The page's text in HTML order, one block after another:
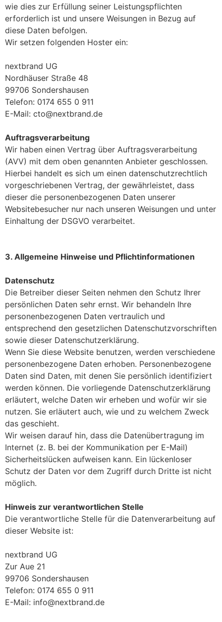
wie dies zur Erfüllung seiner Leistungspflichten
erforderlich ist und unsere Weisungen in Bezug auf
diese Daten befolgen.
Wir setzen folgenden Hoster ein:
nextbrand UG
Nordhäuser Straße 48
99706 Sondershausen
Telefon: 0174 655 0 911
E-Mail: cto@nextbrand.de
Auftragsverarbeitung
Wir haben einen Vertrag über Auftragsverarbeitung
(AVV) mit dem oben genannten Anbieter geschlossen.
Hierbei handelt es sich um einen datenschutzrechtlich
vorgeschriebenen Vertrag, der gewährleistet, dass
dieser die personenbezogenen Daten unserer
Websitebesucher nur nach unseren Weisungen und unter
Einhaltung der DSGVO verarbeitet.
3. Allgemeine Hinweise und Pflichtinformationen
Datenschutz
Die Betreiber dieser Seiten nehmen den Schutz Ihrer
persönlichen Daten sehr ernst. Wir behandeln Ihre
personenbezogenen Daten vertraulich und
entsprechend den gesetzlichen Datenschutzvorschriften
sowie dieser Datenschutzerklärung.
Wenn Sie diese Website benutzen, werden verschiedene
personenbezogene Daten erhoben. Personenbezogene
Daten sind Daten, mit denen Sie persönlich identifiziert
werden können. Die vorliegende Datenschutzerklärung
erläutert, welche Daten wir erheben und wofür wir sie
nutzen. Sie erläutert auch, wie und zu welchem Zweck
das geschieht.
Wir weisen darauf hin, dass die Datenübertragung im
Internet (z. B. bei der Kommunikation per E-Mail)
Sicherheitslücken aufweisen kann. Ein lückenloser
Schutz der Daten vor dem Zugriff durch Dritte ist nicht
möglich.
Hinweis zur verantwortlichen Stelle
Die verantwortliche Stelle für die Datenverarbeitung auf
dieser Website ist:
nextbrand UG
Zur Aue 21
99706 Sondershausen
Telefon: 0174 655 0 911
E-Mail: info@nextbrand.de